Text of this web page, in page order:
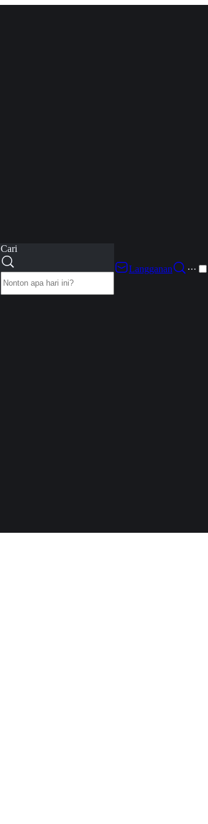
Cari
Langganan
···